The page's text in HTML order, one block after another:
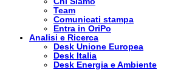
Team
Comunicati stampa
Entra in OriPo
Analisi e Ricerca
Desk Unione Europea
Desk Italia
Desk Energia e Ambiente